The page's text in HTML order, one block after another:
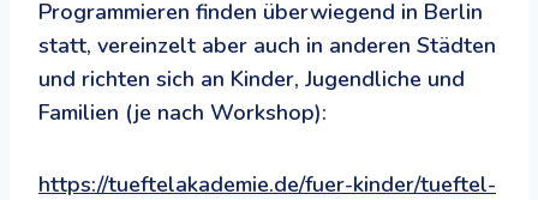
Programmieren finden überwiegend in Berlin
statt, vereinzelt aber auch in anderen Städten
und richten sich an Kinder, Jugendliche und
Familien (je nach Workshop):
https://tueftelakademie.de/fuer-kinder/tueftel-